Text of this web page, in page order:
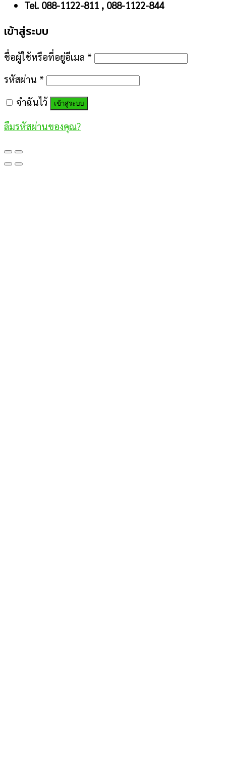
Tel. 088-1122-811 , 088-1122-844
เข้าสู่ระบบ
ชื่อผู้ใช้หรือที่อยู่อีเมล *
รหัสผ่าน *
จำฉันไว้
เข้าสู่ระบบ
ลืมรหัสผ่านของคุณ?